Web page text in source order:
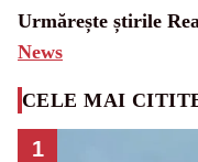
Urmărește știrile
News
CELE MAI
1